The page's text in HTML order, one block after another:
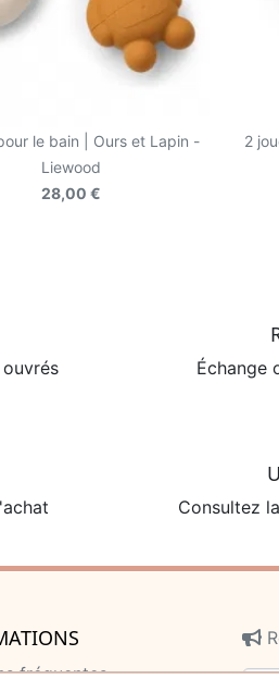
le bain | Ours et Lapin -
Liewood
28,00 €
2
Échange
Consultez
fréquentes